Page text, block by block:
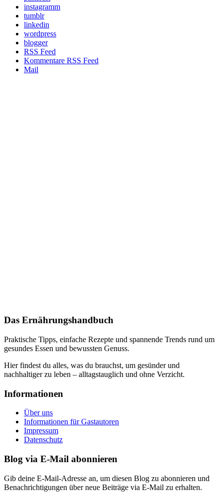
instagramm
tumblr
linkedin
wordpress
blogger
RSS Feed
Kommentare RSS Feed
Mail
Das Ernährungshandbuch
Praktische Tipps, einfache Rezepte und spannende Trends rund um
gesundes Essen und bewussten Genuss.
Hier findest du alles, was du brauchst, um gesünder und
nachhaltiger zu leben – alltagstauglich und ohne Verzicht.
Informationen
Über uns
Informationen für Gastautoren
Impressum
Datenschutz
Blog via E-Mail abonnieren
Gib deine E-Mail-Adresse an, um diesen Blog zu abonnieren und
Benachrichtigungen über neue Beiträge via E-Mail zu erhalten.